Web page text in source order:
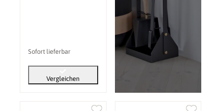
Sofort lieferbar
Vergleichen